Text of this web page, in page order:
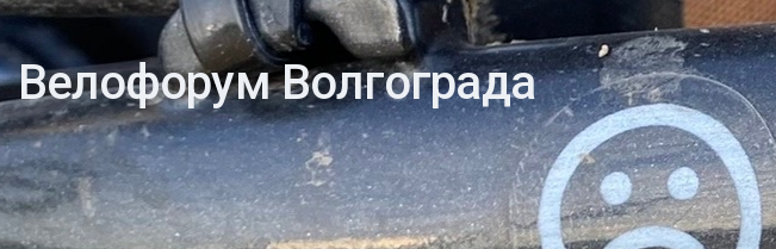
Велофорум Волгограда